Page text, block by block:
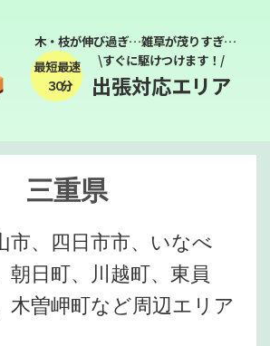
木・枝が伸び過ぎ…雑草が茂りすぎ…
最短最速
３０分
\すぐに駆けつけます！/
出張対応エリア
三重県
市、四日市市、いなべ
朝日町、川越町、東員
木曽岬町など周辺エリア